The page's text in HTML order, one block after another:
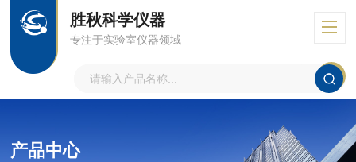
胜秋科学仪器
专注于实验室仪器领域
产品中心